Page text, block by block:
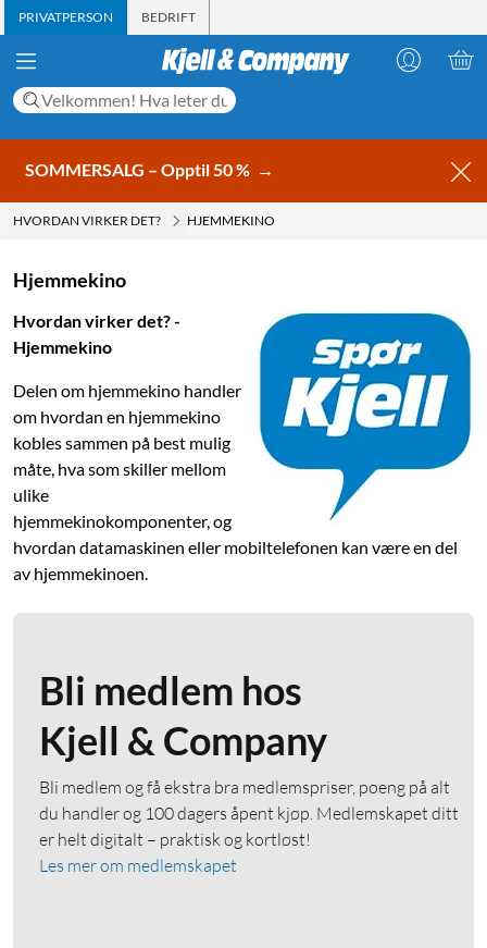
PRIVATPERSON BEDRIFT
SOMMERSALG – Opptil 50 % →
HVORDAN VIRKER DET? HJEMMEKINO
Hjemmekino
Hvordan virker det? -
Hjemmekino
Delen om hjemmekino handler
om hvordan en hjemmekino
kobles sammen på best mulig
måte, hva som skiller mellom
ulike
hjemmekinokomponenter, og
hvordan datamaskinen eller mobiltelefonen kan være en del
av hjemmekinoen.
Bli medlem hos
Kjell & Company
Bli medlem og få ekstra bra medlemspriser, poeng på alt
du handler og 100 dagers åpent kjøp. Medlemskapet ditt
er helt digitalt – praktisk og kortløst!
Les mer om medlemskapet